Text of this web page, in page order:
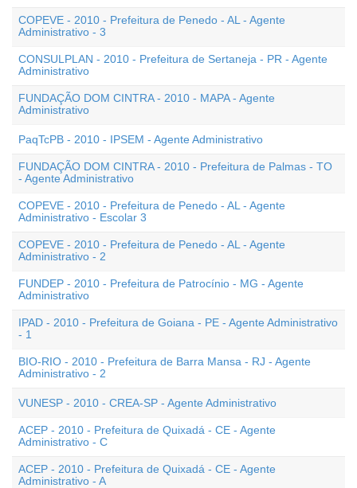
COPEVE - 2010 - Prefeitura de Penedo - AL - Agente
Administrativo - 3
CONSULPLAN - 2010 - Prefeitura de Sertaneja - PR - Agente
Administrativo
FUNDAÇÃO DOM CINTRA - 2010 - MAPA - Agente
Administrativo
PaqTcPB - 2010 - IPSEM - Agente Administrativo
FUNDAÇÃO DOM CINTRA - 2010 - Prefeitura de Palmas - TO
- Agente Administrativo
COPEVE - 2010 - Prefeitura de Penedo - AL - Agente
Administrativo - Escolar 3
COPEVE - 2010 - Prefeitura de Penedo - AL - Agente
Administrativo - 2
FUNDEP - 2010 - Prefeitura de Patrocínio - MG - Agente
Administrativo
IPAD - 2010 - Prefeitura de Goiana - PE - Agente Administrativo
- 1
BIO-RIO - 2010 - Prefeitura de Barra Mansa - RJ - Agente
Administrativo - 2
VUNESP - 2010 - CREA-SP - Agente Administrativo
ACEP - 2010 - Prefeitura de Quixadá - CE - Agente
Administrativo - C
ACEP - 2010 - Prefeitura de Quixadá - CE - Agente
Administrativo - A